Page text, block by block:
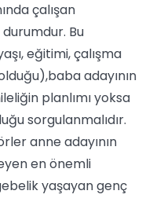
çalışan
durumdur. Bu
eğitimi, çalışma
adayının
planlımı yoksa
sorgulanmalıdır.
anne adayının
en önemli
yaşayan genç